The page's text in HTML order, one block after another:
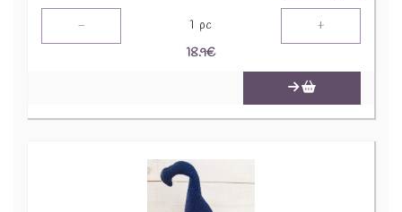
- 1 pc +
18.9€